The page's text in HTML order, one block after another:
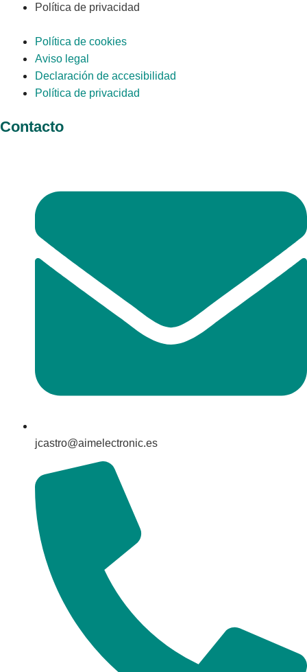
Política de privacidad
Política de cookies
Aviso legal
Declaración de accesibilidad
Política de privacidad
Contacto
jcastro@aimelectronic.es